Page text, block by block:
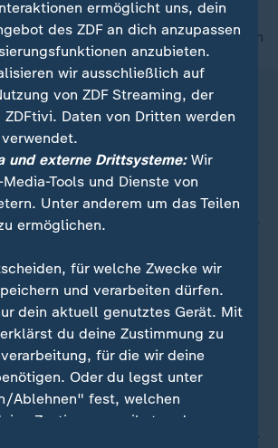
nach oben
Videos
ermöglicht uns, dein
des ZDF an dich anzupassen
anzubieten.
wir ausschließlich auf
von ZDF Streaming, der
ZDFtivi. Daten von Dritten werden
und externe Drittsysteme:Wir
Tools und Dienste von
Unter anderem um das Teilen
ermöglichen.
für welche Zwecke wir
und verarbeiten dürfen.
dein aktuell genutztes Gerät. Mit
du deine Zustimmung zu
für die wir deine
Oder du legst unter
Ablehnen" fest, welchen
Zustimmung gibst und